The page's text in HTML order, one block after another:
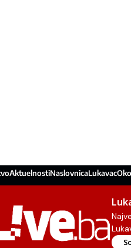
AktuelnostiNaslovnicaLukavac